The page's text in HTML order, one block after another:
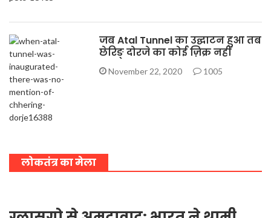
जब Atal Tunnel का उद्घाटन हुआ तब
छेरिङ् दोरजे का कोई ज़िक्र नहीं
November 22, 2020 1005
लोकतंत्र का मेला